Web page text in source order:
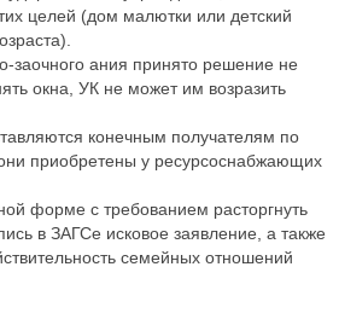
целей (дом малютки или детский
заочного ания принято решение не
окна, УК не может им возразить
конечным получателям по
приобретены у ресурсоснабжающих
форме с требованием расторгнуть
в ЗАГСе исковое заявление, а также
семейных отношений